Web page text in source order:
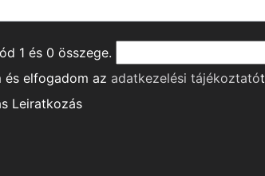
1 és 0 összege.
és elfogadom az adatkezelési tájékoztatót
Leiratkozás